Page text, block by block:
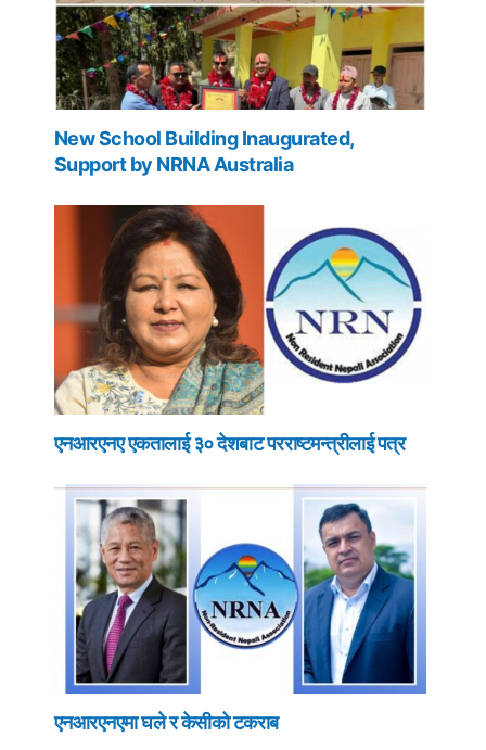
New School Building Inaugurated,
Support by NRNA Australia
एनआरएनए एकतालाई ३० देशबाट परराष्टमन्त्रीलाई पत्र
एनआरएनएमा घले र केसीको टकराब